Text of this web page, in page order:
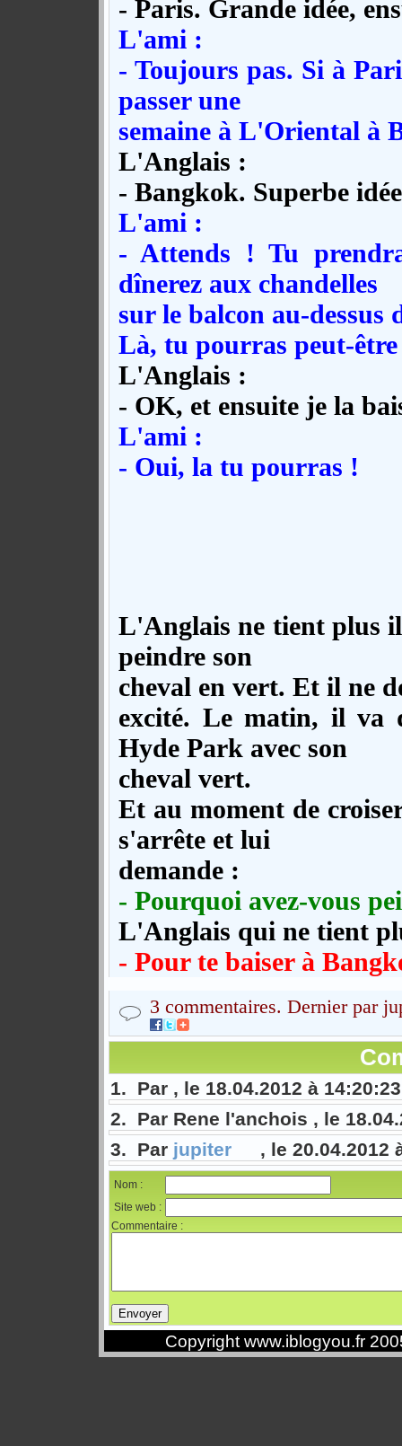
- Paris. Grande idée,
L'ami :
- Toujours pas. Si à
passer une
semaine à L'Oriental à
L'Anglais :
- Bangkok. Superbe
L'ami :
- Attends ! Tu
dînerez aux chandelles
sur le balcon au-dessus
Là, tu pourras peut-
L'Anglais :
- OK, et ensuite je la
L'ami :
- Oui, la tu pourras !
L'Anglais ne tient plus
peindre son
cheval en vert. Et il ne
excité. Le matin, il va
Hyde Park avec son
cheval vert.
Et au moment de
s'arrête et lui
demande :
- Pourquoi avez-vous
L'Anglais qui ne tient
- Pour te baiser à
3 commentaires. Dernier par
1. Par , le 18.04.2012 à 14:20:23
2. Par Rene l'anchois , le
3. Par jupiter , le 20.04.2012
Nom :
Site web :
Commentaire :
Copyright www.iblogyou.fr